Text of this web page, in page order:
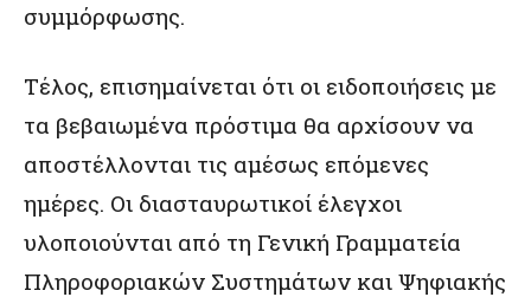
συμμόρφωσης.
Τέλος, επισημαίνεται ότι οι ειδοποιήσεις με
τα βεβαιωμένα πρόστιμα θα αρχίσουν να
αποστέλλονται τις αμέσως επόμενες
ημέρες. Οι διασταυρωτικοί έλεγχοι
υλοποιούνται από τη Γενική Γραμματεία
Πληροφοριακών Συστημάτων και Ψηφιακής